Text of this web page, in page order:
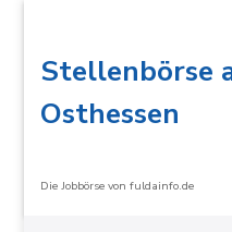
Stellenbörse
Osthessen
Die Jobbörse von fuldainfo.de